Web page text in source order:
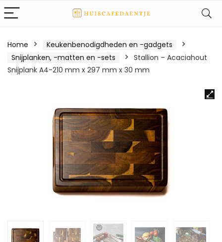
Home
Keukenbenodigdheden en -gadgets
Snijplanken, -matten en -sets
Stallion – Acaciahout
Snijplank A4-210 mm x 297 mm x 30 mm